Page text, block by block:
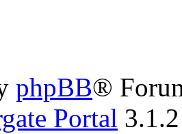
phpBB®
Portal